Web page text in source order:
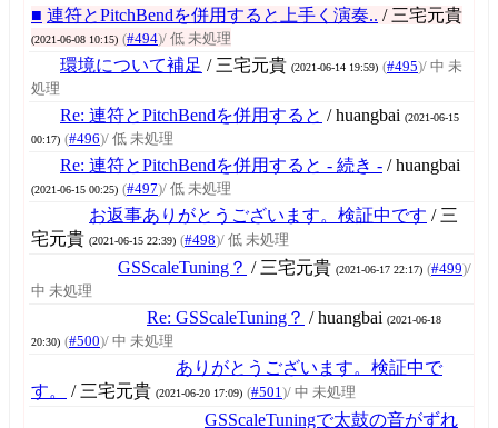
■ 連符とPitchBendを併用すると上手く演奏.. / 三宅元貴
(2021-06-08 10:15) (#494)/ 低 未処理
環境について補足 / 三宅元貴 (2021-06-14 19:59) (#495)/ 中 未
処理
Re: 連符とPitchBendを併用すると / huangbai (2021-06-15
00:17) (#496)/ 低 未処理
Re: 連符とPitchBendを併用すると - 続き - / huangbai
(2021-06-15 00:25) (#497)/ 低 未処理
お返事ありがとうございます。検証中です / 三
宅元貴 (2021-06-15 22:39) (#498)/ 低 未処理
GSScaleTuning？ / 三宅元貴 (2021-06-17 22:17) (#499)/
中 未処理
Re: GSScaleTuning？ / huangbai (2021-06-18
20:30) (#500)/ 中 未処理
ありがとうございます。検証中で
す。
/ 三宅元貴 (2021-06-20 17:09) (#501)/ 中 未処理
GSScaleTuningで太鼓の音がずれ